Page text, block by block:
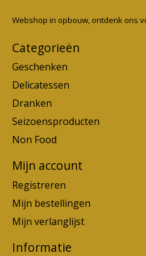
Webshop in opbouw, ontdenk ons
Categorieën
Geschenken
Delicatessen
Dranken
Seizoensproducten
Non Food
Mijn account
Registreren
Mijn bestellingen
Mijn verlanglijst
Informatie